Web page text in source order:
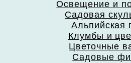
Освещение и
Садовая
Альпийская
Клумбы и
Цветочные
Садовые